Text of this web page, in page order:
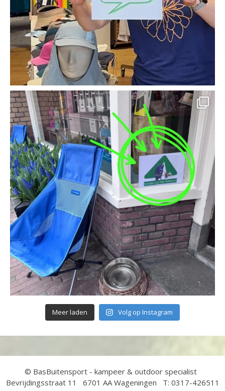
Meer laden Volg op Instagram
© BasBuitensport - kampeer & outdoor specialist
Bevrijdingsstraat 11 6701 AA Wageningen T: 0317-426511